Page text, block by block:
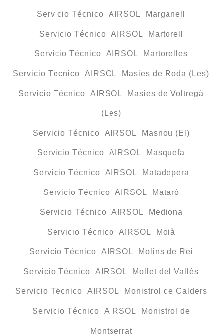
Servicio Técnico AIRSOL Marganell
Servicio Técnico AIRSOL Martorell
Servicio Técnico AIRSOL Martorelles
Servicio Técnico AIRSOL Masies de Roda (Les)
Servicio Técnico AIRSOL Masies de Voltregà
(Les)
Servicio Técnico AIRSOL Masnou (El)
Servicio Técnico AIRSOL Masquefa
Servicio Técnico AIRSOL Matadepera
Servicio Técnico AIRSOL Mataró
Servicio Técnico AIRSOL Mediona
Servicio Técnico AIRSOL Moià
Servicio Técnico AIRSOL Molins de Rei
Servicio Técnico AIRSOL Mollet del Vallès
Servicio Técnico AIRSOL Monistrol de Calders
Servicio Técnico AIRSOL Monistrol de
Montserrat